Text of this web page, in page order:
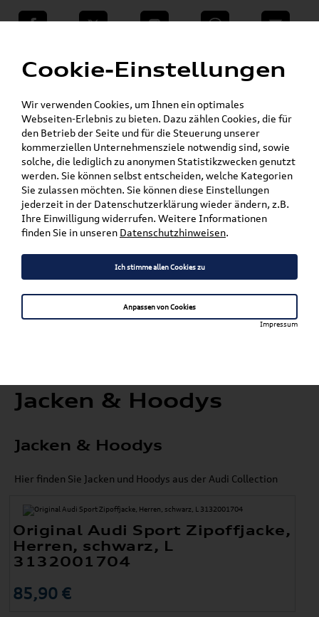
teilen Twitter Instagram WhatsApp E-Mail
VW Shop - VW Originalteile und Zubehör »
» »
Textilien & Bekleidung Jacken & Hoodys
Mein Kundenkonto Warenkorb
Artikel für ihr Modell
Marke wählen
Modell wählen
Karosserieform wählen
Jacken & Hoodys
Jacken & Hoodys
Hier finden Sie Jacken und Hoodys aus der Audi Collection
Original Audi Sport Zipoffjacke,
Herren, schwarz, L
3132001704
85,90 €
Cookie-Einstellungen
Wir verwenden Cookies, um Ihnen ein optimales
Webseiten-Erlebnis zu bieten. Dazu zählen Cookies, die für
den Betrieb der Seite und für die Steuerung unserer
kommerziellen Unternehmensziele notwendig sind, sowie
solche, die lediglich zu anonymen Statistikzwecken genutzt
werden. Sie können selbst entscheiden, welche Kategorien
Sie zulassen möchten. Sie können diese Einstellungen
jederzeit in der Datenschutzerklärung wieder ändern, z.B.
Ihre Einwilligung widerrufen. Weitere Informationen
finden Sie in unseren Datenschutzhinweisen.
Ich stimme allen Cookies zu
Anpassen von Cookies
Impressum